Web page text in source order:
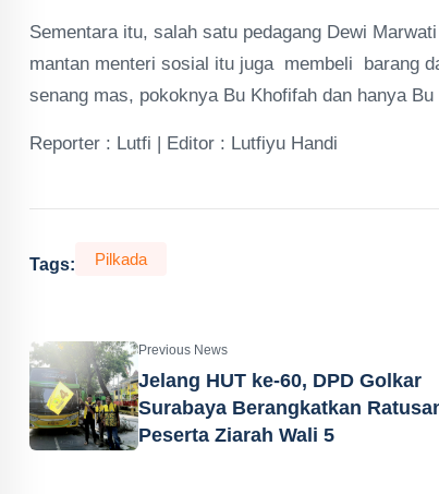
Sementara itu, salah satu pedagang Dewi
mantan menteri sosial itu juga membeli barang
senang mas, pokoknya Bu Khofifah dan hanya
Reporter : Lutfi | Editor : Lutfiyu Handi
Tags: Pilkada
Previous News
Jelang HUT ke-60, DPD Golkar
Surabaya Berangkatkan
Peserta Ziarah Wali 5